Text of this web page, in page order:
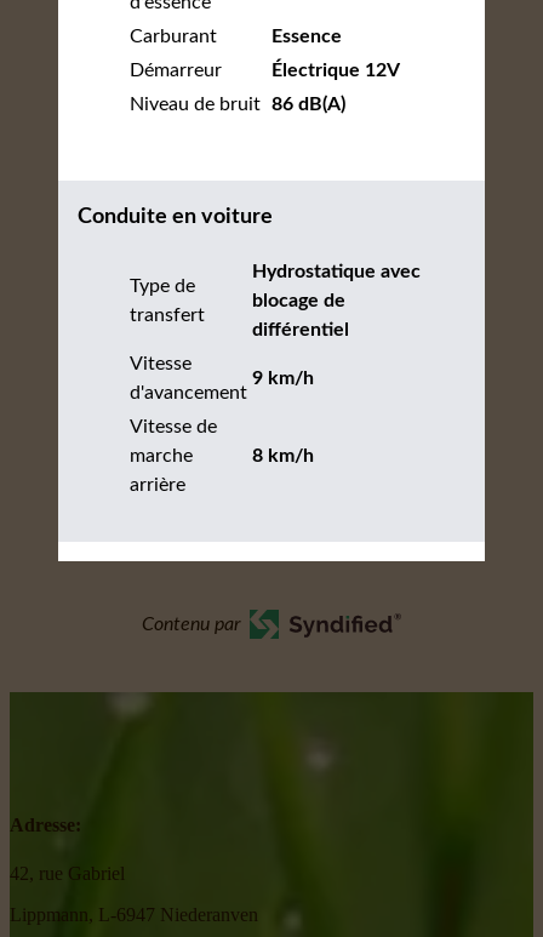
Carburant
Essence
Démarreur
Électrique 12V
Niveau de bruit 86 dB(A)
Conduite en voiture
Type de
transfert
Hydrostatique avec
blocage de
différentiel
Vitesse
d'avancement
9 km/h
Vitesse de
marche
arrière
8 km/h
Contenu par
Adresse:
42, rue Gabriel
Lippmann, L-6947 Niederanven